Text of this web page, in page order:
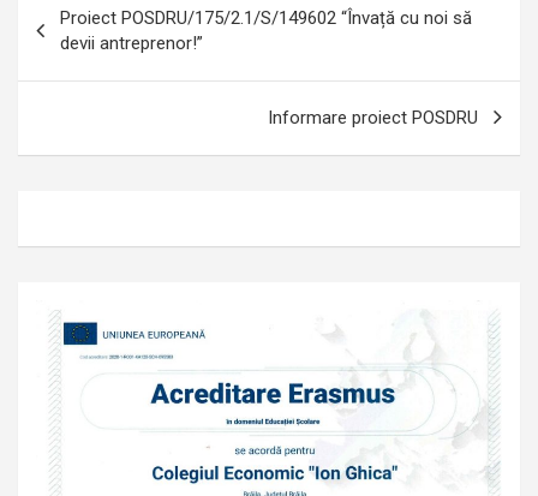
în
articole
Proiect POSDRU/175/2.1/S/149602 “Învață cu noi să
devii antreprenor!”
Informare proiect POSDRU